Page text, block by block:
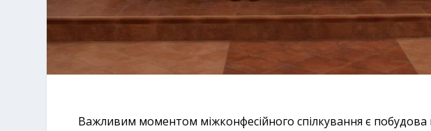
Важливим моментом міжконфесійного спілкування є